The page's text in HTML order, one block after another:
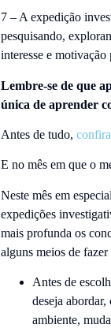
7 – A expedição
pesquisando,
interesse e
Lembre-se de que
única de aprender
Antes de tudo,
E no mês em que o
Neste mês em
expedições
mais profunda os
alguns meios de fazer
Antes de
deseja
ambiente,